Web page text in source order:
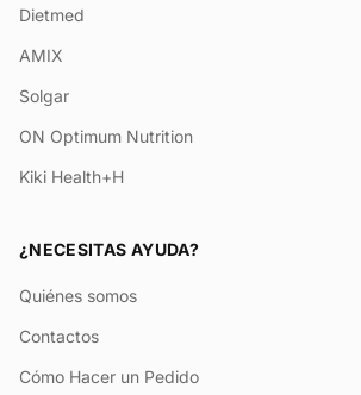
Dietmed
AMIX
Solgar
ON Optimum Nutrition
Kiki Health+H
¿NECESITAS AYUDA?
Quiénes somos
Contactos
Cómo Hacer un Pedido